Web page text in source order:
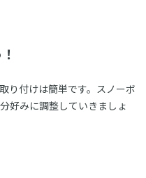
り付けは簡単です。スノーボ
好みに調整していきましょ